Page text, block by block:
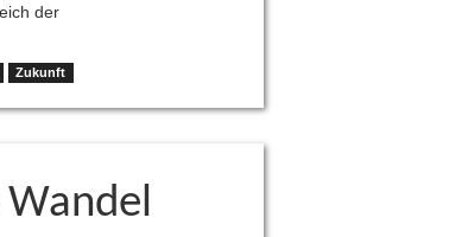
der
Zukunft